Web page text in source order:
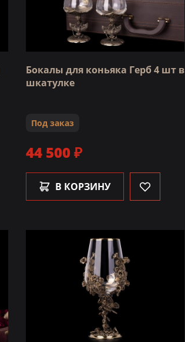
Бокалы для коньяка Герб 4 шт в
шкатулке
Под заказ
44 500 ₽
В КОРЗИНУ